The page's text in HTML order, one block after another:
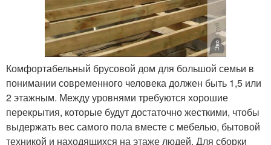
Комфортабельный брусовой дом для большой семьи в
понимании современного человека должен быть 1,5 или
2 этажным. Между уровнями требуются хорошие
перекрытия, которые будут достаточно жесткими, чтобы
выдержать вес самого пола вместе с мебелью, бытовой
техникой и находящихся на этаже людей. Для сборки